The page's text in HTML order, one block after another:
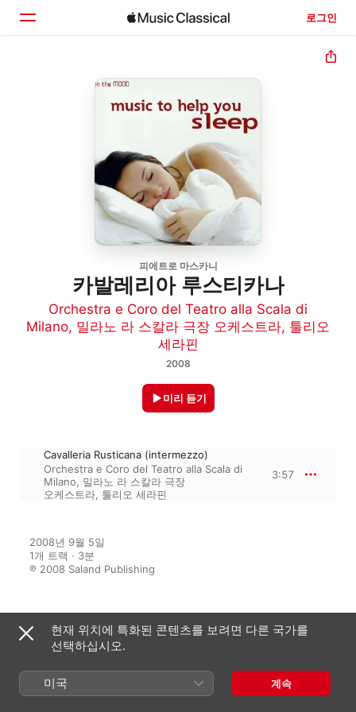
로그인
피에트로 마스카니
카발레리아 루스티카나
Orchestra e Coro del Teatro alla Scala di
Milano, 밀라노 라 스칼라 극장 오케스트라, 툴리오
세라핀
2008
미리 듣기
Cavalleria Rusticana (intermezzo)
Orchestra e Coro del Teatro alla Scala di
Milano, 밀라노 라 스칼라 극장
오케스트라, 툴리오 세라핀
3:57
2008년 9월 5일
1개 트랙 · 3분
℗ 2008 Saland Publishing
수록 앨범
Music to Help You Sleep
현재 위치에 특화된 콘텐츠를 보려면 다른 국가를
선택하십시오.
미국 계속